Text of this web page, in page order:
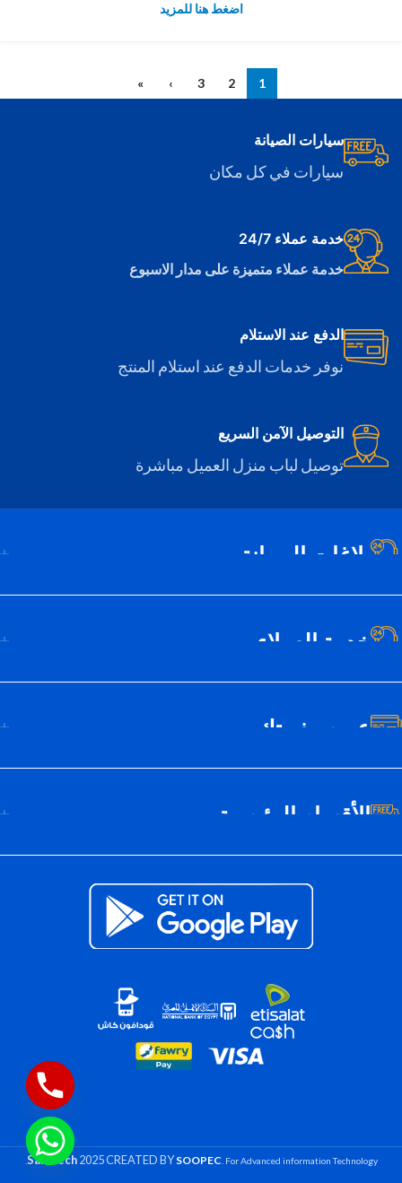
اضغط هنا للمزيد
1
2
3
›
»
سيارات الصيانة
سيارات في كل مكان
خدمة عملاء 24/7
خدمة عملاء متميزة على مدار الاسبوع
الدفع عند الاستلام
نوفر خدمات الدفع عند استلام المنتج
التوصيل الآمن السريع
توصيل لباب منزل العميل مباشرة
بلاغات الصيانة
خدمة العملاء
عن سيف تك
الأقسام الرئيسية
Saif Tech 2025 CREATED BYSOOPEC . For Advanced information Technology.